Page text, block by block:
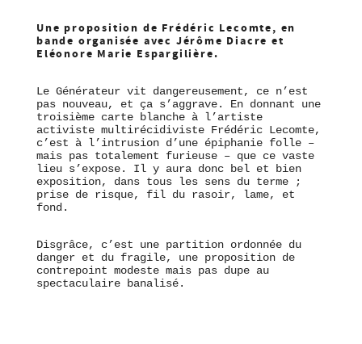
Une proposition de Frédéric Lecomte, en
bande organisée avec Jérôme Diacre et
Eléonore Marie Espargilière.
Le Générateur vit dangereusement, ce n’est
pas nouveau, et ça s’aggrave. En donnant une
troisième carte blanche à l’artiste
activiste multirécidiviste Frédéric Lecomte,
c’est à l’intrusion d’une épiphanie folle –
mais pas totalement furieuse – que ce vaste
lieu s’expose. Il y aura donc bel et bien
exposition, dans tous les sens du terme ;
prise de risque, fil du rasoir, lame, et
fond.
Disgrâce, c’est une partition ordonnée du
danger et du fragile, une proposition de
contrepoint modeste mais pas dupe au
spectaculaire banalisé.